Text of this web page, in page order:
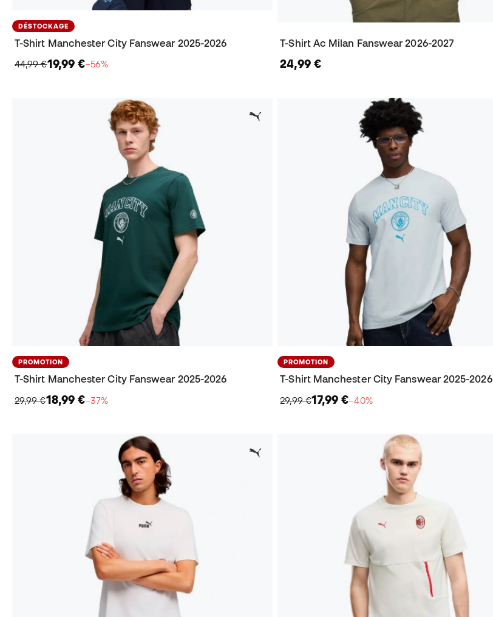
DÉSTOCKAGE
T-Shirt Manchester City Fanswear 2025-2026
44,99 €19,99 €−56%
T-Shirt Ac Milan Fanswear 2026-2027
24,99 €
PROMOTION
T-Shirt Manchester City Fanswear 2025-2026
29,99 €18,99 €−37%
PROMOTION
T-Shirt Manchester City Fanswear 2025-2026
29,99 €17,99 €−40%